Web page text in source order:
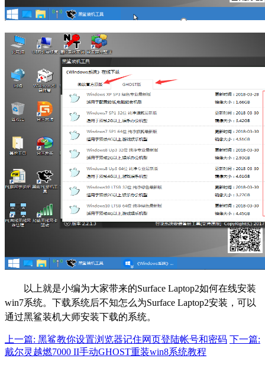
以上就是小编为大家带来的Surface Laptop2如何在线安装
win7系统。下载系统后不知怎么为Surface Laptop2安装，可以
通过黑鲨装机大师安装下载的系统。
上一篇: 黑鲨教你设置浏览器记住网页登陆帐号和密码 下一篇:
戴尔灵越燃7000 II手动GHOST重装win8系统教程